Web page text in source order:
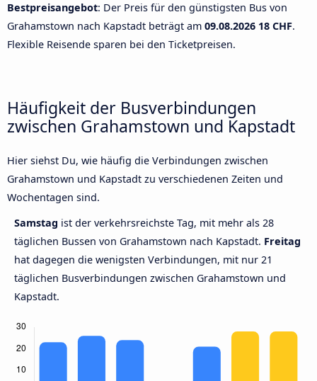
Bestpreisangebot: Der Preis für den günstigsten Bus von
Grahamstown nach Kapstadt beträgt am 09.08.2026 18 CHF.
Flexible Reisende sparen bei den Ticketpreisen.
Häufigkeit der Busverbindungen
zwischen Grahamstown und Kapstadt
Hier siehst Du, wie häufig die Verbindungen zwischen
Grahamstown und Kapstadt zu verschiedenen Zeiten und
Wochentagen sind.
Samstag ist der verkehrsreichste Tag, mit mehr als 28
täglichen Bussen von Grahamstown nach Kapstadt. Freitag
hat dagegen die wenigsten Verbindungen, mit nur 21
täglichen Busverbindungen zwischen Grahamstown und
Kapstadt.